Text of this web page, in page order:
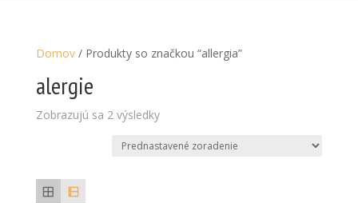
Domov/ Produkty so značkou “allergia”
alergie
Zobrazujú sa 2 výsledky